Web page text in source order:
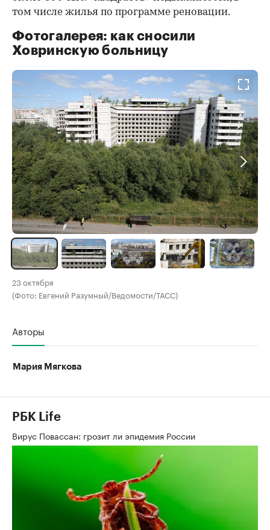
том числе жилья по программе реновации.
Фотогалерея: как сносили
Ховринскую больницу
23 октября
(Фото: Евгений Разумный/Ведомости/ТАСС)
Авторы
Мария Мягкова
РБК Life
Вирус Повассан: грозит ли эпидемия России